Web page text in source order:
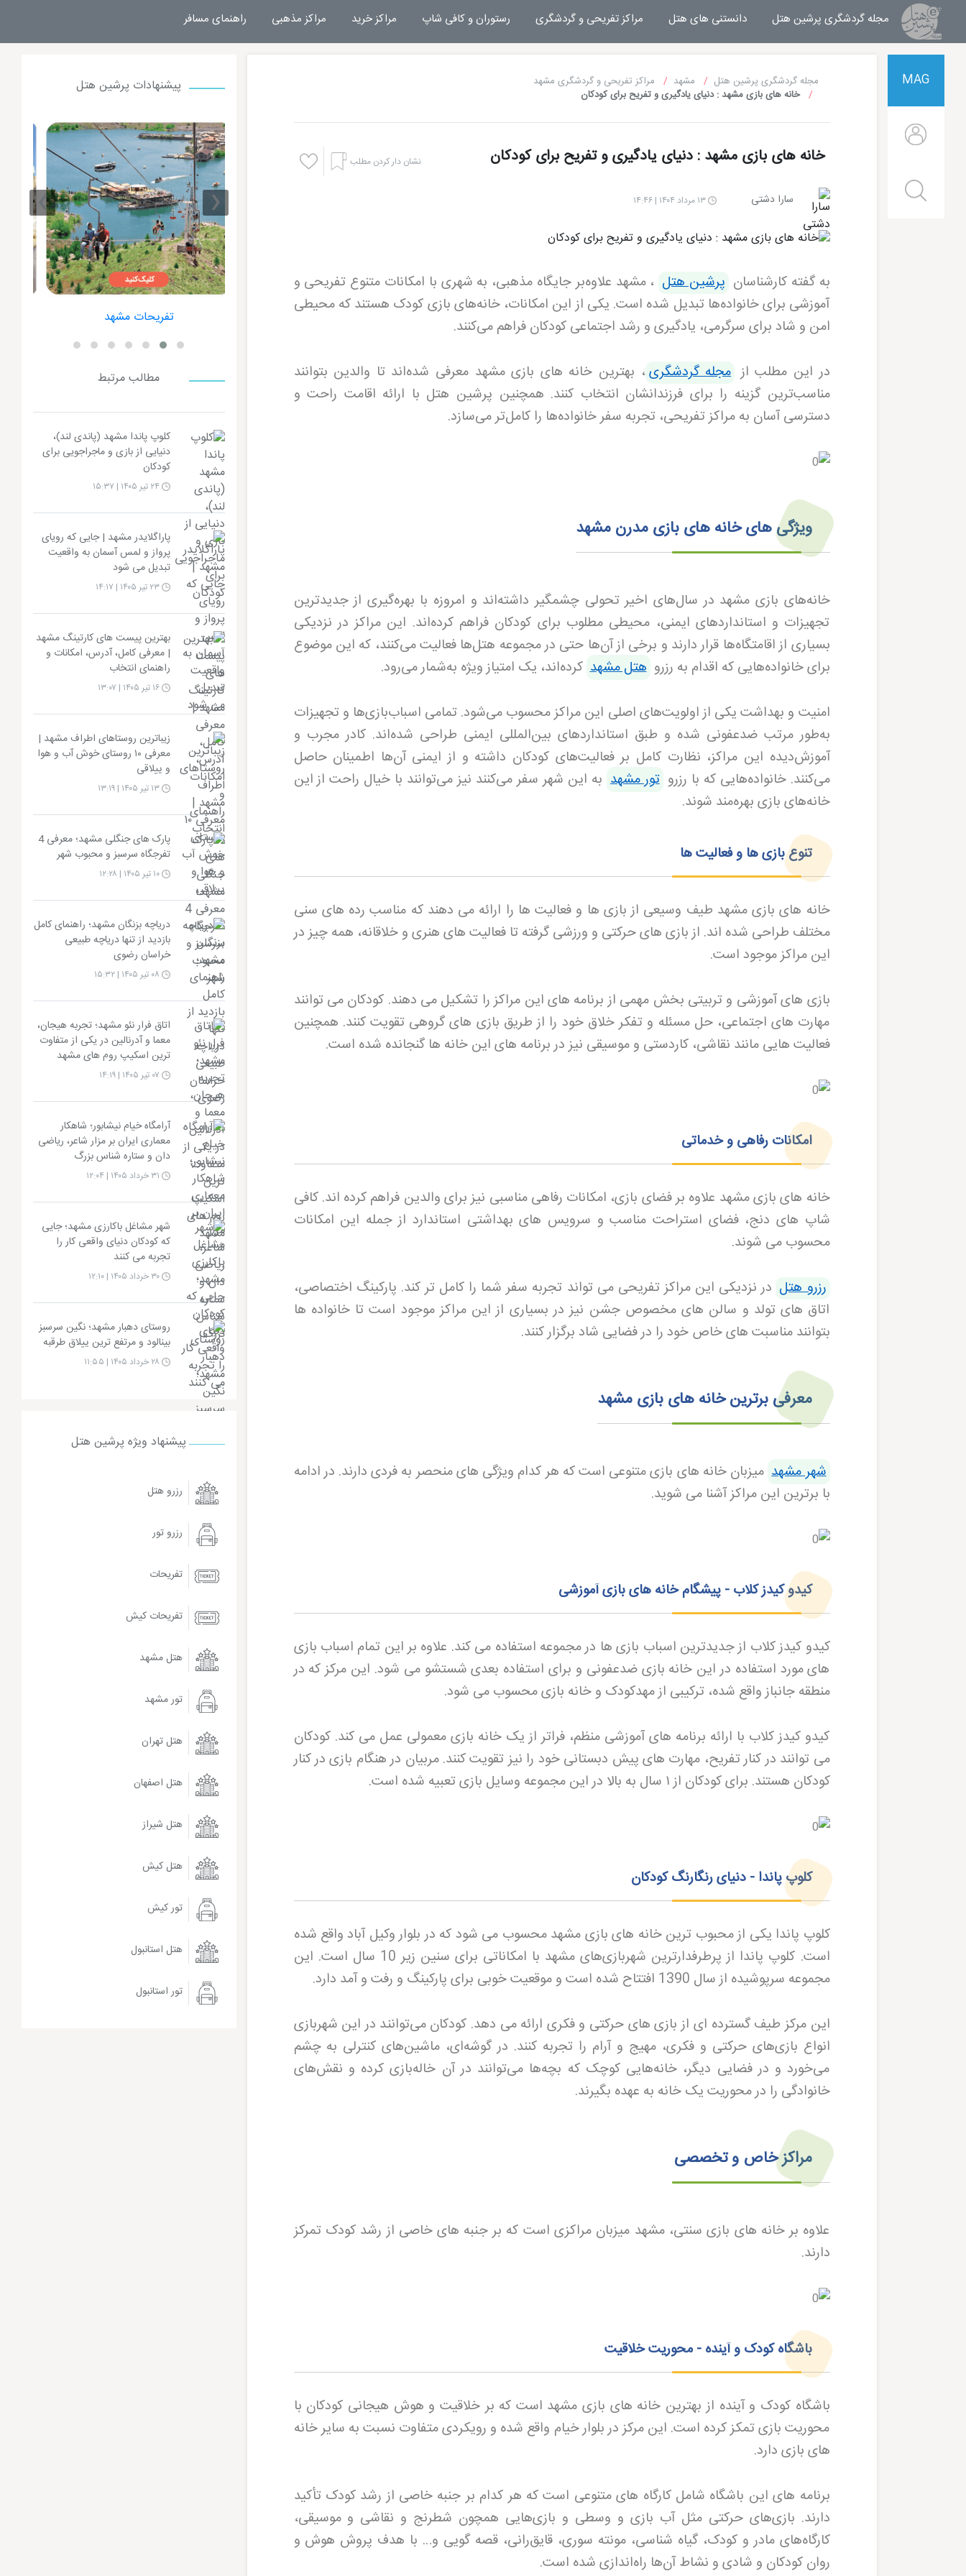
مجله گردشگری پرشین هتل مجله خبری پرشین هتل
دانستنی های هتل مراکز تفریحی و گردشگری رستوران و کافی شاپ مراکز خرید مراکز مذهبی راهنمای مسافر
MAG مجله گردشگری پرشین هتل مشهد
مراکز تفریحی و گردشگری مشهد
خانه های بازی مشهد : دنیای یادگیری و تفریح برای کودکان
خانه های بازی مشهد : دنیای یادگیری و تفریح برای کودکان نشان دار کردن مطلب
سارا دشتی ۱۳ مرداد ۱۴۰۴ | ۱۴:۴۶
به گفته کارشناسان پرشین هتل ، مشهد علاوه‌بر جایگاه مذهبی، به شهری با امکانات متنوع تفریحی و
آموزشی برای خانواده‌ها تبدیل شده است. یکی از این امکانات، خانه‌های بازی کودک هستند که محیطی
امن و شاد برای سرگرمی، یادگیری و رشد اجتماعی کودکان فراهم می‌کنند.
در این مطلب از مجله گردشگری، بهترین خانه‌ های بازی مشهد معرفی شده‌اند تا والدین بتوانند
مناسب‌ترین گزینه را برای فرزندانشان انتخاب کنند. همچنین پرشین هتل با ارائه اقامت راحت و
دسترسی آسان به مراکز تفریحی، تجربه سفر خانواده‌ها را کامل‌تر می‌سازد.
ویژگی های خانه های بازی مدرن مشهد
خانه‌های بازی مشهد در سال‌های اخیر تحولی چشمگیر داشته‌اند و امروزه با بهره‌گیری از جدیدترین
تجهیزات و استانداردهای ایمنی، محیطی مطلوب برای کودکان فراهم کرده‌اند. این مراکز در نزدیکی
بسیاری از اقامتگاه‌ها قرار دارند و برخی از آن‌ها حتی در مجموعه‌ هتل‌ها فعالیت می‌کنند، که این موضوع
برای خانواده‌هایی که اقدام به رزرو هتل مشهد کرده‌اند، یک امتیاز ویژه به‌شمار می‌رود.
امنیت و بهداشت یکی از اولویت‌های اصلی این مراکز محسوب می‌شود. تمامی اسباب‌بازی‌ها و تجهیزات
به‌طور مرتب ضدعفونی شده و طبق استانداردهای بین‌المللی ایمنی طراحی شده‌اند. کادر مجرب و
آموزش‌دیده این مراکز، نظارت کامل بر فعالیت‌های کودکان داشته و از ایمنی آن‌ها اطمینان حاصل
می‌کنند. خانواده‌هایی که با رزرو تور مشهد به این شهر سفر می‌کنند نیز می‌توانند با خیال راحت از این
خانه‌های بازی بهره‌مند شوند.
تنوع بازی ها و فعالیت ها
خانه های بازی مشهد طیف وسیعی از بازی ها و فعالیت ها را ارائه می دهند که مناسب رده های سنی
مختلف طراحی شده اند. از بازی های حرکتی و ورزشی گرفته تا فعالیت های هنری و خلاقانه، همه چیز در
این مراکز موجود است.
بازی های آموزشی و تربیتی بخش مهمی از برنامه های این مراکز را تشکیل می دهند. کودکان می توانند
مهارت های اجتماعی، حل مسئله و تفکر خلاق خود را از طریق بازی های گروهی تقویت کنند. همچنین
فعالیت هایی مانند نقاشی، کاردستی و موسیقی نیز در برنامه های این خانه ها گنجانده شده است.
امکانات رفاهی و خدماتی
خانه‌ های بازی مشهد علاوه بر فضای بازی، امکانات رفاهی مناسبی نیز برای والدین فراهم کرده اند. کافی
شاپ های دنج، فضای استراحت مناسب و سرویس های بهداشتی استاندارد از جمله این امکانات
محسوب می شوند.
رزرو هتل در نزدیکی این مراکز تفریحی می تواند تجربه سفر شما را کامل تر کند. پارکینگ اختصاصی،
اتاق های تولد و سالن های مخصوص جشن نیز در بسیاری از این مراکز موجود است تا خانواده ها
بتوانند مناسبت های خاص خود را در فضایی شاد برگزار کنند.
معرفی برترین خانه های بازی مشهد
شهر مشهد میزبان خانه های بازی متنوعی است که هر کدام ویژگی های منحصر به فردی دارند. در ادامه
با برترین این مراکز آشنا می شوید.
کیدو کیدز کلاب - پیشگام خانه های بازی آموزشی
کیدو کیدز کلاب از جدیدترین اسباب بازی ها در مجموعه استفاده می کند. علاوه بر این تمام اسباب بازی
های مورد استفاده در این خانه بازی ضدعفونی و برای استفاده بعدی شستشو می شود. این مرکز که در
منطقه جانباز واقع شده، ترکیبی از مهدکودک و خانه بازی محسوب می شود.
کیدو کیدز کلاب با ارائه برنامه های آموزشی منظم، فراتر از یک خانه بازی معمولی عمل می کند. کودکان
می توانند در کنار تفریح، مهارت های پیش دبستانی خود را نیز تقویت کنند. مربیان در هنگام بازی در کنار
کودکان هستند. برای کودکان از۱ سال به بالا در این مجموعه وسایل بازی تعبیه شده است.
کلوپ پاندا - دنیای رنگارنگ کودکان
کلوپ پاندا یکی از محبوب ترین خانه های بازی مشهد محسوب می شود که در بلوار وکیل آباد واقع شده
است. کلوپ پاندا از پرطرفدارترین شهربازی‌های مشهد با امکاناتی برای سنین زیر 10 سال است. این
مجموعه سرپوشیده از سال 1390 افتتاح شده است و موقعیت خوبی برای پارکینگ و رفت و آمد دارد
.
این مرکز طیف گسترده ای از بازی های حرکتی و فکری ارائه می دهد. کودکان می‌توانند در این شهربازی
انواع بازی‌های حرکتی و فکری، مهیج و آرام را تجربه کنند. در گوشه‌ای، ماشین‌های کنترلی به چشم
می‌خورد و در فضایی دیگر، خانه‌هایی کوچک که بچه‌ها می‌توانند در آن خاله‌بازی کرده و نقش‌های
خانوادگی را در محوریت یک خانه به عهده بگیرند.
مراکز خاص و تخصصی
علاوه بر خانه های بازی سنتی، مشهد میزبان مراکزی است که بر جنبه های خاصی از رشد کودک تمرکز
دارند.
باشگاه کودک و آینده - محوریت خلاقیت
باشگاه کودک و آینده از بهترین خانه‌ های بازی مشهد است که بر خلاقیت و هوش هیجانی کودکان با
محوریت بازی تمکز کرده است. این مرکز در بلوار خیام واقع شده و رویکردی متفاوت نسبت به سایر خانه
های بازی دارد.
برنامه های این باشگاه شامل کارگاه های متنوعی است که هر کدام بر جنبه خاصی از رشد کودک تأکید
دارند. بازی‌های حرکتی مثل آب بازی و وسطی و بازی‌هایی همچون شطرنج و نقاشی و موسیقی،
کارگاه‌های مادر و کودک، گیاه شناسی، مونته سوری، قایق‌رانی، قصه گویی و… با هدف پروش هوش و
روان کودکان و شادی و نشاط آن‌ها راه‌اندازی شده است.
پیشنهادات پرشین هتل
هتل الماس 2 مشهد هتل بشری مشهد تفریحات مشهد هتل های مشهد
‹
›
مطالب مرتبط
کلوپ پاندا مشهد (پاندی لند)،
دنیایی از بازی و ماجراجویی برای
کودکان
پاراگلایدر مشهد | جایی که رویای
پرواز و لمس آسمان به واقعیت
تبدیل می شود
۲۳ تیر ۱۴۰۵ | ۱۴:۱۷
بهترین پیست های کارتینگ مشهد
| معرفی کامل، آدرس، امکانات و
راهنمای انتخاب
۱۶ تیر ۱۴۰۵ | ۱۳:۰۷
زیباترین روستاهای اطراف مشهد |
معرفی ۱۰ روستای خوش آب و هوا
و ییلاقی
۱۳ تیر ۱۴۰۵ | ۱۳:۱۹
پارک های جنگلی مشهد؛ معرفی 4
تفرجگاه سرسبز و محبوب شهر
۱۰ تیر ۱۴۰۵ | ۱۲:۲۸
دریاچه بزنگان مشهد؛ راهنمای کامل
بازدید از تنها دریاچه طبیعی
خراسان رضوی
اتاق فرار نئو مشهد؛ تجربه هیجان،
معما و آدرنالین در یکی از متفاوت
ترین اسکیپ روم های مشهد
آرامگاه خیام نیشابور؛ شاهکار
معماری ایران بر مزار شاعر، ریاضی
دان و ستاره شناس بزرگ
شهر مشاغل باکارزی مشهد؛ جایی
که کودکان دنیای واقعی کار را
تجربه می کنند
۳۰ خرداد ۱۴۰۵ | ۱۲:۱۰
روستای دهبار مشهد؛ نگین سرسبز
بینالود و مرتفع ترین ییلاق طرقبه
پیشنهاد ویژه پرشین هتل
رزرو هتل
رزرو تور
تفریحات
تفریحات کیش
هتل مشهد
تور مشهد
هتل تهران
هتل اصفهان
هتل شیراز
هتل کیش
تور کیش
هتل استانبول
تور استانبول